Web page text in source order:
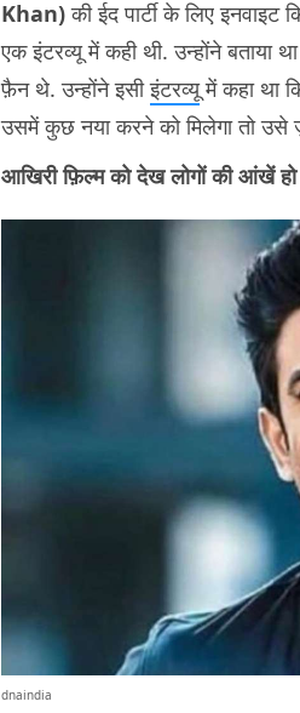
Khan)की ईद पार्टी के लिए
एक इंटरव्यू में कही थी. उन्होंने
फ़ैन थे. उन्होंने इसीइंटरव्यूमें कहा था
उसमें कुछ नया करने को मिलेगा तो
आखिरी फ़िल्म को देख लोगों की आंखें
dnaindia